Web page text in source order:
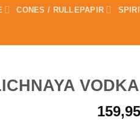
CONES / RULLEPAPIR
159,95